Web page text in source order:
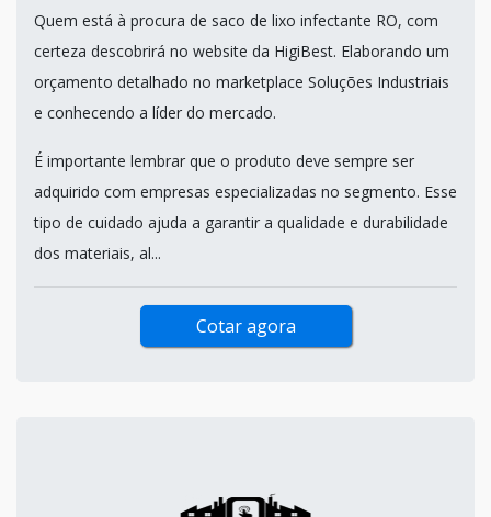
Quem está à procura de saco de lixo infectante RO, com
certeza descobrirá no website da HigiBest. Elaborando um
orçamento detalhado no marketplace Soluções Industriais
e conhecendo a líder do mercado.
É importante lembrar que o produto deve sempre ser
adquirido com empresas especializadas no segmento. Esse
tipo de cuidado ajuda a garantir a qualidade e durabilidade
dos materiais, al...
Cotar agora